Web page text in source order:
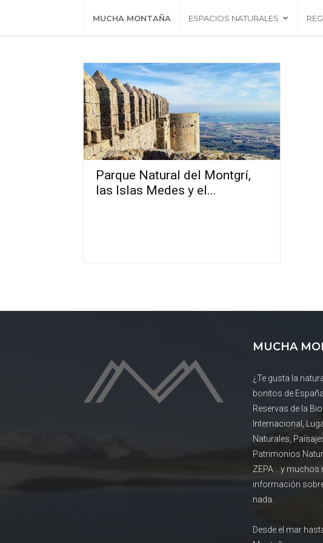
MUCHA MONTAÑA ESPACIOS NATURALES
Parque Natural del Montgrí,
las Islas Medes y el...
MUCHA
¿Te gusta la
bonitos de
Reservas de la
Internacional,
Naturales,
Patrimonios
ZEPA... y
información
nada.
Desde el mar